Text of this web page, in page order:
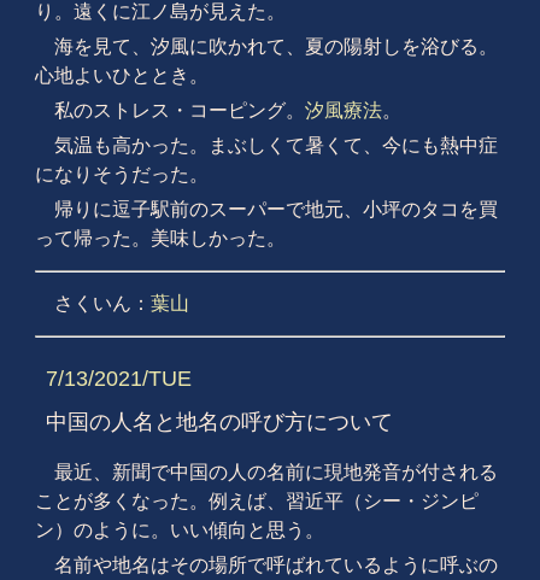
り。遠くに江ノ島が見えた。
海を見て、汐風に吹かれて、夏の陽射しを浴びる。
心地よいひととき。
私のストレス・コーピング。 汐風療法。
気温も高かった。まぶしくて暑くて、今にも熱中症
になりそうだった。
帰りに逗子駅前のスーパーで地元、小坪のタコを買
って帰った。美味しかった。
さくいん： 葉山
7/13/2021/TUE
中国の人名と地名の呼び方について
最近、新聞で中国の人の名前に現地発音が付される
ことが多くなった。例えば、習近平（シー・ジンピ
ン）のように。いい傾向と思う。
名前や地名はその場所で呼ばれているように呼ぶの